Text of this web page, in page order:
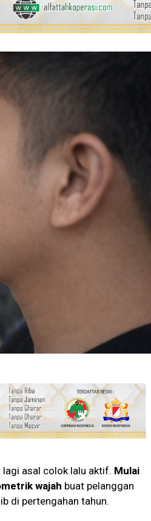
lagi asal colok lalu aktif. Mulai
wajah buat pelanggan
di pertengahan tahun.